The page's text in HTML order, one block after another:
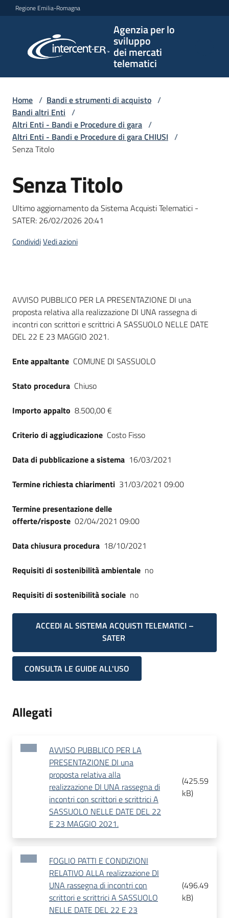
Vai al contenuto
Vai alla navigazione
Vai al footer
Regione Emilia-Romagna
Agenzia per lo
sviluppo
dei mercati
telematici
per lo
sviluppo
telematici
L'Agenzia
Bandi
strumenti
di
acquisto
Piattaforme
telematiche
English
Seguici
su
Home / Bandi e strumenti di acquisto /
Bandi altri Enti /
Altri Enti - Bandi e Procedure di gara /
Altri Enti - Bandi e Procedure di gara CHIUSI /
Senza Titolo
Salta al contenuto
Senza Titolo
Ultimo aggiornamento da Sistema Acquisti Telematici -
SATER: 26/02/2026 20:41
CondividiVedi azioni
Dati del bando
AVVISO PUBBLICO PER LA PRESENTAZIONE DI una
proposta relativa alla realizzazione DI UNA rassegna di
incontri con scrittori e scrittrici A SASSUOLO NELLE DATE
DEL 22 E 23 MAGGIO 2021.
Ente appaltante COMUNE DI SASSUOLO
Stato procedura Chiuso
Importo appalto 8.500,00 €
Criterio di aggiudicazione Costo Fisso
Data di pubblicazione a sistema 16/03/2021
Termine richiesta chiarimenti 31/03/2021 09:00
Termine presentazione delle
offerte/risposte 02/04/2021 09:00
Data chiusura procedura 18/10/2021
Requisiti di sostenibilità ambientale no
Requisiti di sostenibilità sociale no
ACCEDI AL SISTEMA ACQUISTI TELEMATICI –
SATER
CONSULTA LE GUIDE ALL'USO
Allegati
AVVISO PUBBLICO PER LA
PRESENTAZIONE DI una
proposta relativa alla
realizzazione DI UNA rassegna di
incontri con scrittori e scrittrici A
SASSUOLO NELLE DATE DEL 22
E 23 MAGGIO 2021.
(425.59
kB)
FOGLIO PATTI E CONDIZIONI
RELATIVO ALLA realizzazione DI
UNA rassegna di incontri con
scrittori e scrittrici A SASSUOLO
NELLE DATE DEL 22 E 23
(496.49
kB)